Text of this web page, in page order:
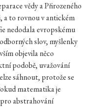
vědy a Přirozeného
a to rovnou v antickém
nedodala evropskému
slov, myšlenky
objevila něco
podobě, uvažování
sáhnout, protože se
matematika je
abstrahování